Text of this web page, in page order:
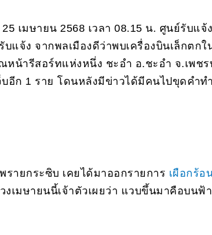
เมษายน 2568 เวลา 08.15 น. ศูนย์รับแจ้
บแจ้ง จากพลเมืองดีว่าพบเครื่องบินเล็กตก
หน้ารีสอร์ทแห่งหนึ่ง ชะอำ อ.ชะอำ จ.เพช
บอีก 1 ราย โดนหลังมีข่าวได้มีคนไปขุดคำ
ายกระซิบ เคยได้มาออกรายการ เผือกร้อ
งเมษายนนี้เจ้าตัวเผยว่า แวบขึ้นมาคือบน